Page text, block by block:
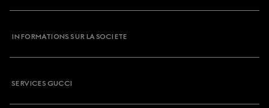
INFORMATIONS SUR LA SOCIETE
SERVICES GUCCI